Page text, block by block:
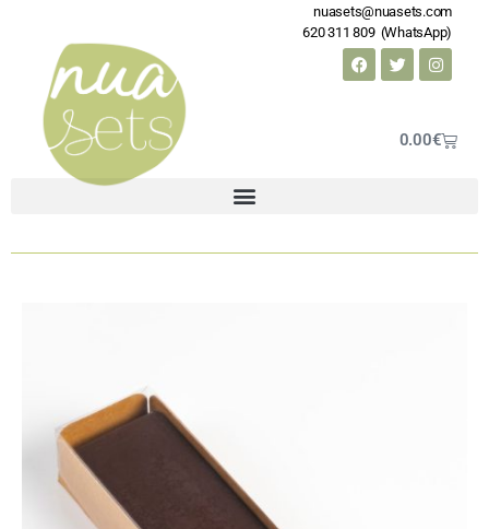
0.00€
nuasets@nuasets.com
620 311 809 (WhatsApp)